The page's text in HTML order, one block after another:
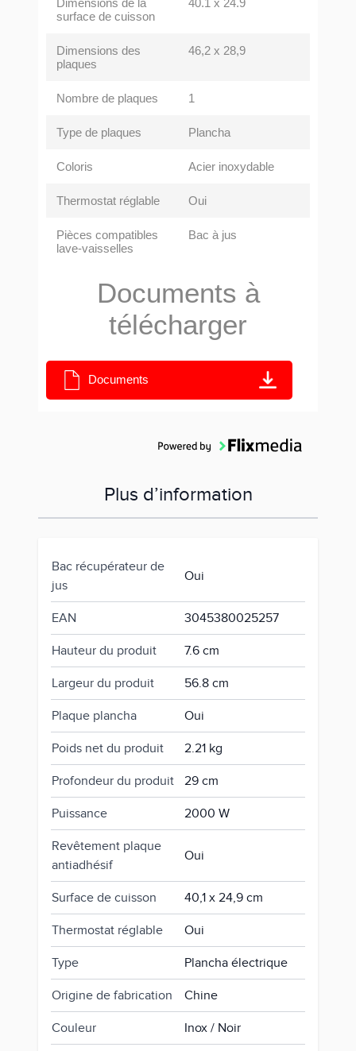
surface de cuisson
Dimensions des
plaques
46,2 x 28,9
Nombre de plaques 1
Type de plaques Plancha
Coloris Acier inoxydable
Thermostat réglable Oui
Pièces compatibles
lave-vaisselles
Bac à jus
Documents à
télécharger
Documents
Plus d’information
Bac récupérateur de
jus
Oui
EAN 3045380025257
Hauteur du produit 7.6 cm
Largeur du produit 56.8 cm
Plaque plancha Oui
Poids net du produit 2.21 kg
Profondeur du produit 29 cm
Puissance 2000 W
Revêtement plaque
antiadhésif
Oui
Surface de cuisson 40,1 x 24,9 cm
Thermostat réglable Oui
Type Plancha électrique
Origine de fabrication Chine
Couleur Inox / Noir